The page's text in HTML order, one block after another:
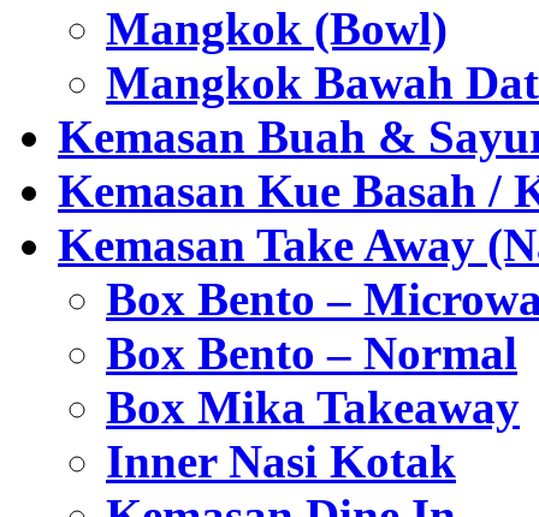
Mangkok (Bowl)
Mangkok Bawah
Kemasan Buah &
Kemasan Kue Basah /
Kemasan Take Away
Box Bento –
Box Bento – Normal
Box Mika Takeaway
Inner Nasi Kotak